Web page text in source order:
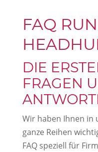
FAQ
DIE
FRAGEN
Wir haben Ihnen in
ganze Reihen
FAQ speziell für